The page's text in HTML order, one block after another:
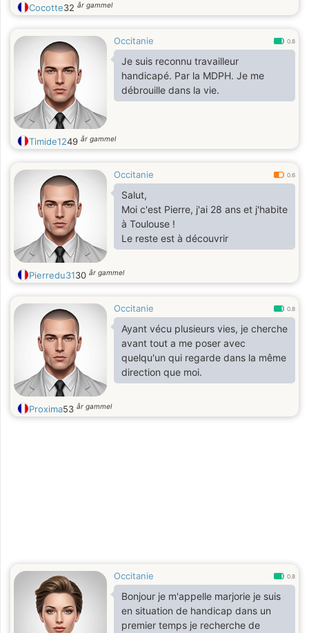
Cocotte32 år gammel
Occitanie 0.8
Je suis reconnu travailleur
handicapé. Par la MDPH. Je me
débrouille dans la vie.
Timide1249 år gammel
Occitanie 0.6
Salut,
Moi c'est Pierre, j'ai 28 ans et j'habite
à Toulouse !
Le reste est à découvrir
Pierredu3130 år gammel
Occitanie 0.8
Ayant vécu plusieurs vies, je cherche
avant tout a me poser avec
quelqu'un qui regarde dans la même
direction que moi.
Proxima53 år gammel
Occitanie 0.8
Bonjour je m'appelle marjorie je suis
en situation de handicap dans un
premier temps je recherche de